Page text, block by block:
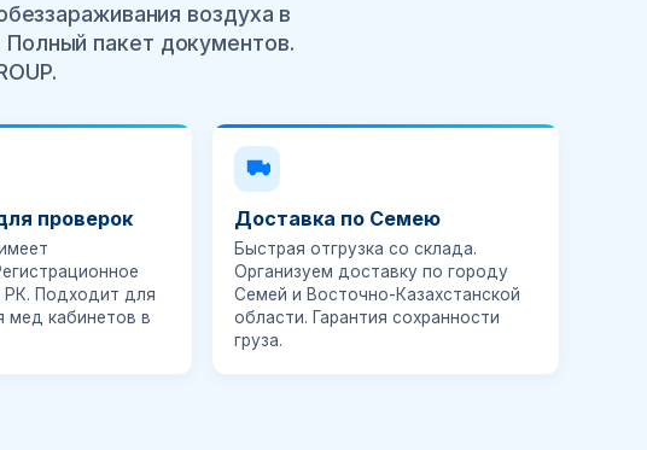
воздуха в
пакет документов.
проверок
РК. Подходит для
мед кабинетов в
Доставка по Семею
Быстрая отгрузка со склада.
Организуем доставку по городу
Семей и Восточно-Казахстанской
области. Гарантия сохранности
груза.